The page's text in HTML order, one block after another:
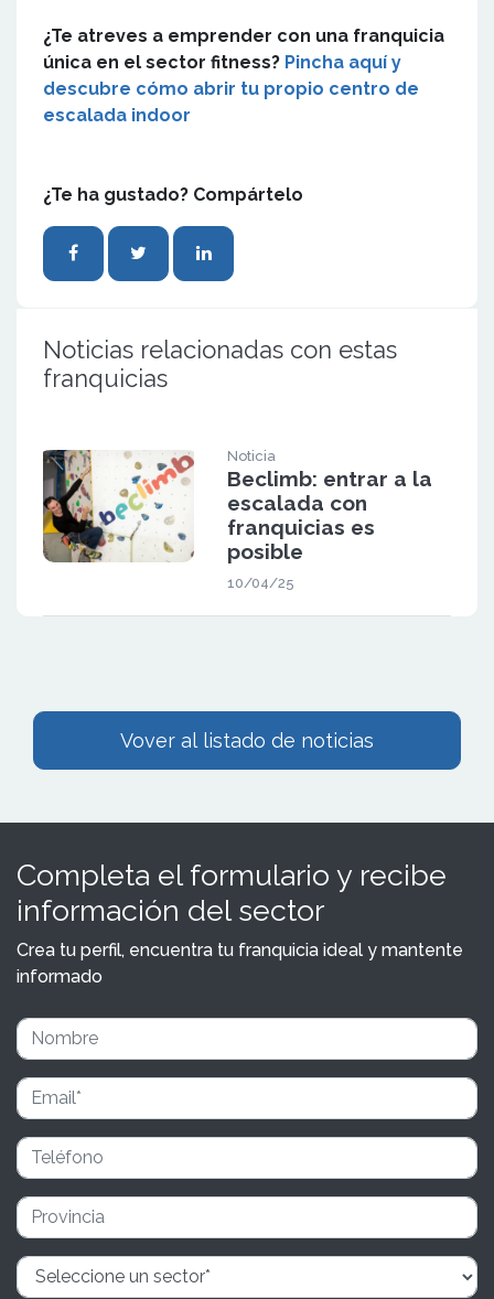
¿Te atreves a emprender con una franquicia
única en el sector fitness? Pincha aquí y
descubre cómo abrir tu propio centro de
escalada indoor
¿Te ha gustado? Compártelo
Noticias relacionadas con estas
franquicias
Noticia
Beclimb: entrar a la
escalada con
franquicias es
posible
10/04/25
Vover al listado de noticias
Completa el formulario y recibe
información del sector
Crea tu perfil, encuentra tu franquicia ideal y mantente
informado